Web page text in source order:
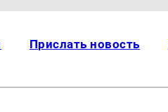
Прислать новость